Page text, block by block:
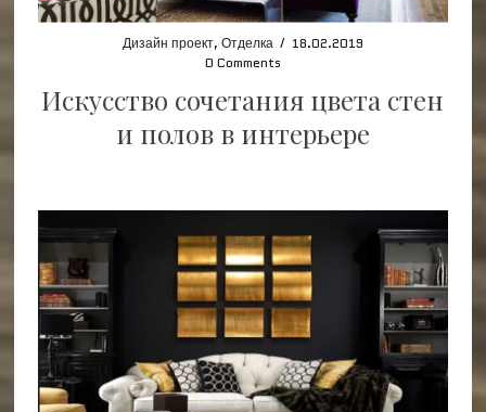
Дизайн проект, Отделка / 18.02.2019
0 Comments
Искусство сочетания цвета стен
и полов в интерьере